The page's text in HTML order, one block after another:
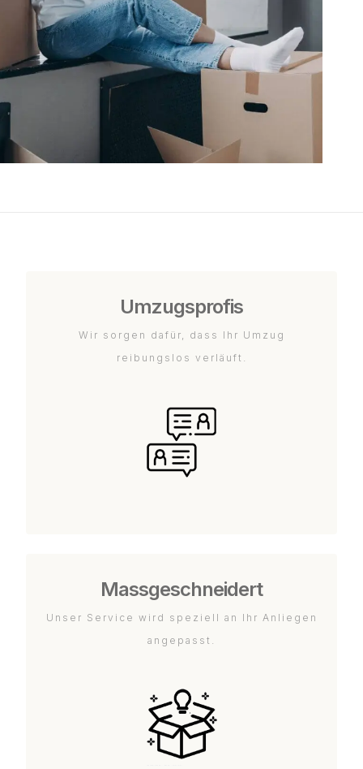
Umzugsprofis
Wir sorgen dafür, dass Ihr Umzug
reibungslos verläuft.
Massgeschneidert
Unser Service wird speziell an Ihr Anliegen
angepasst.